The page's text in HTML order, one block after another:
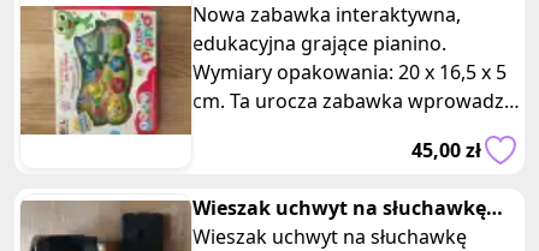
edukacyjna muzyczna dla dzieci
Nowa zabawka interaktywna,
edukacyjna grające pianino.
Wymiary opakowania: 20 x 16,5 x 5
cm. Ta urocza zabawka wprowadzi
Wasze dziecko w fascynujący świat
45,00 zł
Wieszak uchwyt na słuchawkę
prysznicową regulowana
Wieszak uchwyt na słuchawkę